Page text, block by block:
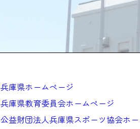
兵庫県ホームページ
兵庫県教育委員会ホームページ
公益財団法人兵庫県スポーツ協会ホ